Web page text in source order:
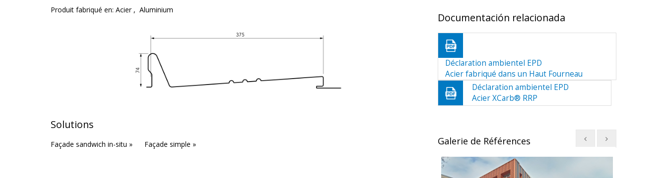
Produit fabriqué en: Acier, Aluminium
Solutions
Façade sandwich in-situ » Façade simple »
Documentación relacionada
Déclaration ambientel EPD
Acier fabriqué dans un Haut Fourneau
Déclaration ambientel EPD
Acier XCarb® RRP
Galerie de Références